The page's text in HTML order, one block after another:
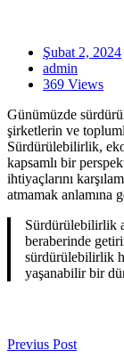
Şubat 2, 2024
admin
369 Views
Günümüzde
şirketlerin ve
Sürdürülebilirlik,
kapsamlı bir
ihtiyaçlarını
atmamak anlamına
Sürdürülebilirlik
beraberinde
sürdürülebilirlik
yaşanabilir bir
Previus Post